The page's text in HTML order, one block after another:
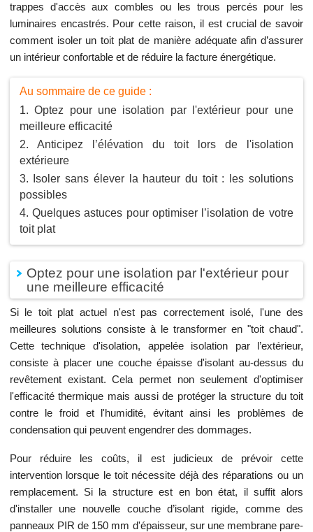
trappes d'accès aux combles ou les trous percés pour les
luminaires encastrés. Pour cette raison, il est crucial de savoir
comment isoler un toit plat de manière adéquate afin d’assurer
un intérieur confortable et de réduire la facture énergétique.
Au sommaire de ce guide :
Optez pour une isolation par l'extérieur pour une
meilleure efficacité
Anticipez l’élévation du toit lors de l'isolation
extérieure
Isoler sans élever la hauteur du toit : les solutions
possibles
Quelques astuces pour optimiser l’isolation de votre
toit plat
Optez pour une isolation par l'extérieur pour
une meilleure efficacité
Si le toit plat actuel n'est pas correctement isolé, l'une des
meilleures solutions consiste à le transformer en "toit chaud".
Cette technique d'isolation, appelée isolation par l’extérieur,
consiste à placer une couche épaisse d'isolant au-dessus du
revêtement existant. Cela permet non seulement d'optimiser
l'efficacité thermique mais aussi de protéger la structure du toit
contre le froid et l'humidité, évitant ainsi les problèmes de
condensation qui peuvent engendrer des dommages.
Pour réduire les coûts, il est judicieux de prévoir cette
intervention lorsque le toit nécessite déjà des réparations ou un
remplacement. Si la structure est en bon état, il suffit alors
d'installer une nouvelle couche d’isolant rigide, comme des
panneaux PIR de 150 mm d'épaisseur, sur une membrane pare-